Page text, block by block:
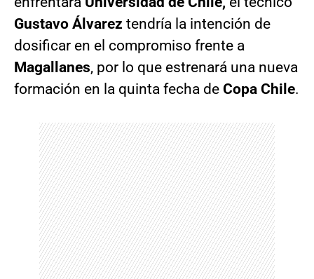
Gustavo Álvarez tendría la intención de
dosificar en el compromiso frente a
Magallanes, por lo que estrenará una nueva
formación en la quinta fecha de Copa Chile.